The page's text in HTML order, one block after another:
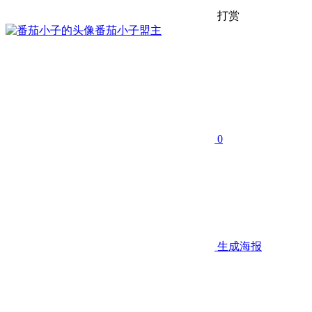
打赏
番茄小子盟主
0
生成海报